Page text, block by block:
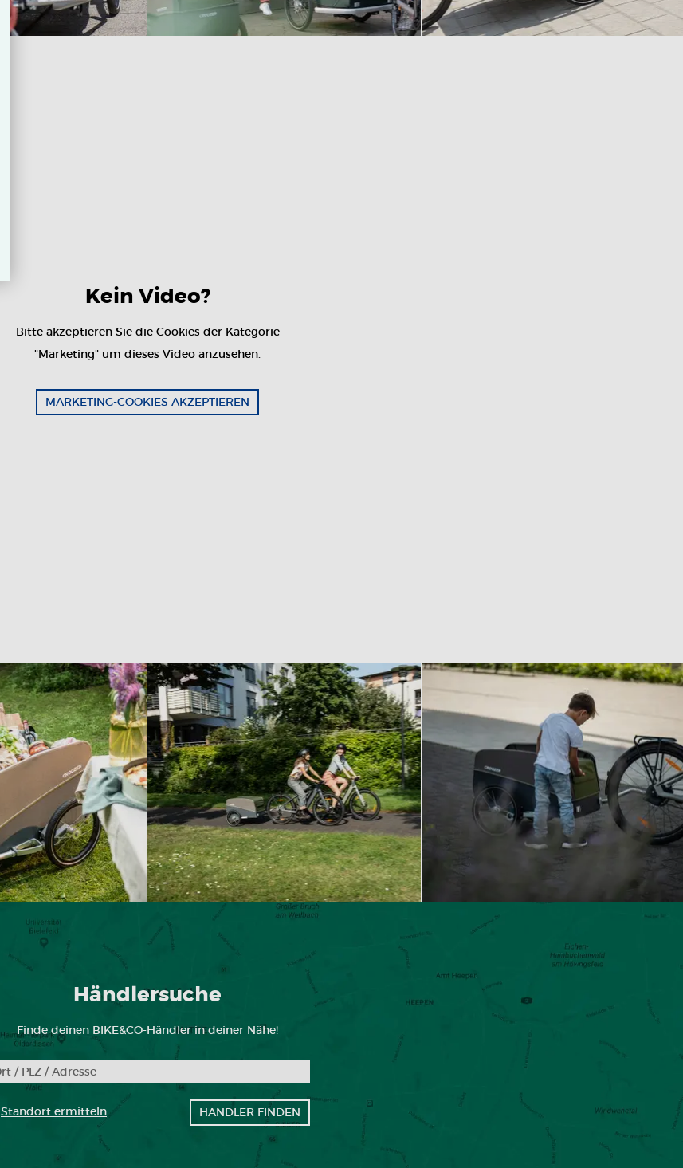
Kein Video?
Bitte akzeptieren Sie die Cookies der Kategorie
"Marketing" um dieses Video anzusehen.
MARKETING-COOKIES AKZEPTIEREN
Händlersuche
Finde deinen BIKE&CO-Händler in deiner Nähe!
Standort ermitteln HÄNDLER FINDEN